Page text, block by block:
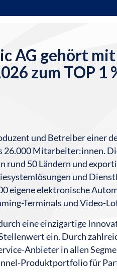
AG gehört
zum TOP
und Betreiber einer
26.000 Mitarbeiter:innen.
rund 50 Ländern und
und
eigene elektronische
Terminals und Video-
eine einzigartige
ein. Durch
Anbieter in allen
Produktportfolio für